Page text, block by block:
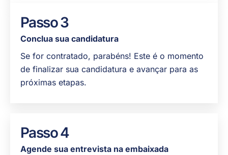
Passo 3
Conclua sua candidatura
Se for contratado, parabéns! Este é o momento
de finalizar sua candidatura e avançar para as
próximas etapas.
Passo 4
Agende sua entrevista na embaixada